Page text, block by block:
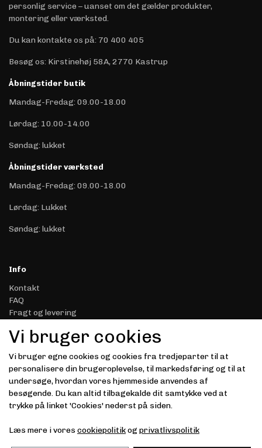
personlig service – uanset om det gælder produkter,
montering eller værksted.
Du kan kontakte os på: 70 400 405
Besøg os: Kirstinehøj 58A, 2770 Kastrup
Åbningstider butik
Mandag-Fredag: 09.00-18.00
Lørdag: 10.00-14.00
Søndag: lukket
Åbningstider værksted
Mandag-Fredag: 09.00-18.00
Lørdag: Lukket
Søndag: lukket
Info
Kontakt
FAQ
Fragt og levering
Handelsbetingelser
Datasikkerhed & Privatliv
Gavekort
Om Driver.dk
Kunde login
Modtag vores nyhedsbrev via e-mail
Tilmeld
Vi bruger cookies
Vi bruger egne cookies og cookies fra tredjeparter til at
personalisere din brugeroplevelse, til markedsføring og til at
undersøge, hvordan vores hjemmeside anvendes af
besøgende. Du kan altid tilbagekalde dit samtykke ved at
trykke på linket 'Cookies' nederst på siden.
Læs mere i vores cookiepolitikog privatlivspolitik